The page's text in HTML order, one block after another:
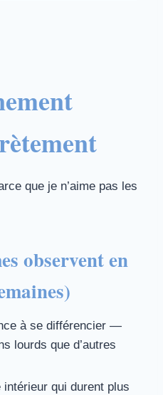
que je n’aime pas les
observent en
à se différencier —
lourds que d’autres
qui durent plus